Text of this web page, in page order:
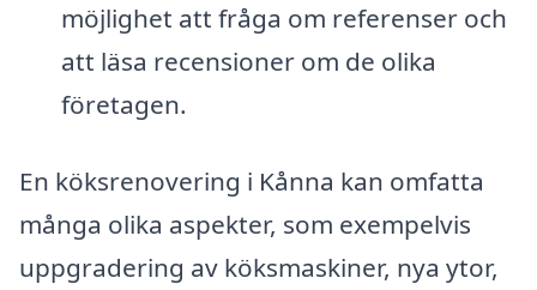
möjlighet att fråga om referenser och
att läsa recensioner om de olika
företagen.
En köksrenovering i Kånna kan omfatta
många olika aspekter, som exempelvis
uppgradering av köksmaskiner, nya ytor,